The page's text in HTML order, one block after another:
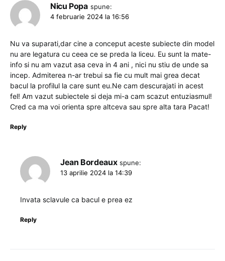
Nicu Popa spune:
4 februarie 2024 la 16:56
Nu va suparati,dar cine a conceput aceste subiecte din model
nu are legatura cu ceea ce se preda la liceu. Eu sunt la mate-
info si nu am vazut asa ceva in 4 ani , nici nu stiu de unde sa
incep. Admiterea n-ar trebui sa fie cu mult mai grea decat
bacul la profilul la care sunt eu.Ne cam descurajati in acest
fel! Am vazut subiectele si deja mi-a cam scazut entuziasmul!
Cred ca ma voi orienta spre altceva sau spre alta tara Pacat!
Reply
Jean Bordeaux spune:
13 aprilie 2024 la 14:39
Invata sclavule ca bacul e prea ez
Reply